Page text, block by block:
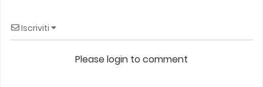
Iscriviti
Please login to comment